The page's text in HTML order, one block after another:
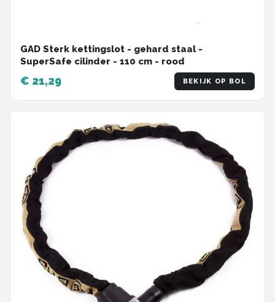
GAD Sterk kettingslot - gehard staal -
SuperSafe cilinder - 110 cm - rood
€ 21,29 BEKIJK OP BOL